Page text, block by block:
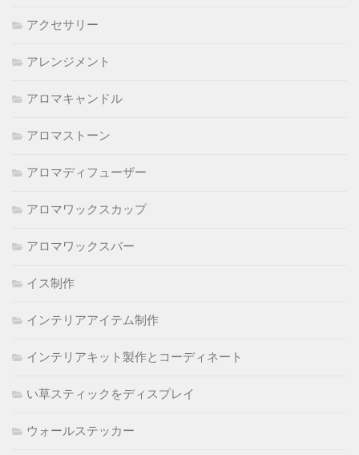
アクセサリー
アレンジメント
アロマキャンドル
アロマストーン
アロマディフューザー
アロマワックスカップ
アロマワックスバー
イス制作
インテリアアイテム制作
インテリアキット製作とコーディネート
い草スティックをディスプレイ
ウォールステッカー